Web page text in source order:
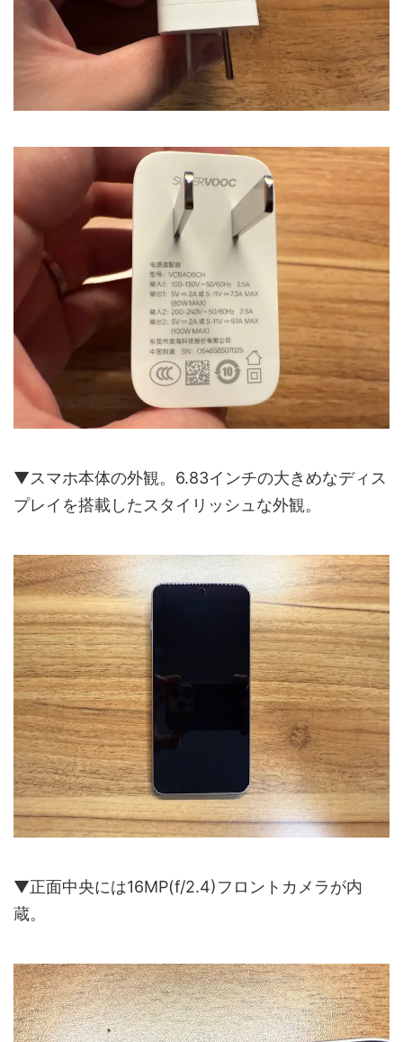
▼スマホ本体の外観。6.83インチの大きめなディス
プレイを搭載したスタイリッシュな外観。
▼正面中央には16MP(f/2.4)フロントカメラが内
蔵。